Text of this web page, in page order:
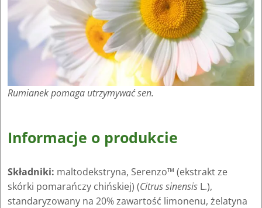
Rumianek pomaga utrzymywać sen.
Informacje o produkcie
Składniki: maltodekstryna, Serenzo™ (ekstrakt ze
skórki pomarańczy chińskiej) (Citrus sinensis L.),
standaryzowany na 20% zawartość limonenu, żelatyna